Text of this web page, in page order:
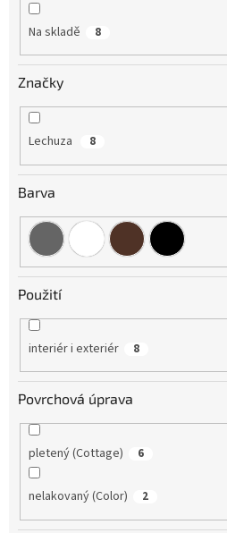
Na skladě 8
Značky
Lechuza 8
Barva
Použití
interiér i exteriér 8
Povrchová úprava
pletený (Cottage) 6
nelakovaný (Color) 2